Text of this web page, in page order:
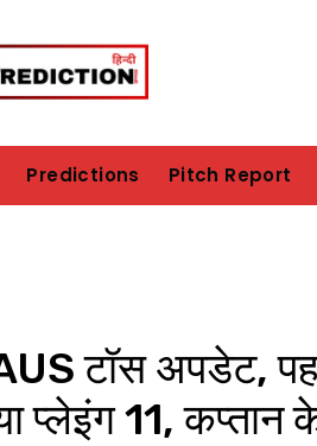
Predictions Pitch Report
टॉस अपडेट,
प्लेइंग 11, कप्तान के